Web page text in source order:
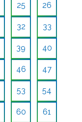
25 26
32 33
39 40
46 47
53 54
60 61